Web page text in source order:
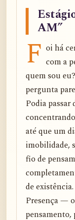
AM”
F oi há
com a
quem sou
pergunta
Podia passar
até que um
imobilidade,
fio de
de
Presença —
pensamento,